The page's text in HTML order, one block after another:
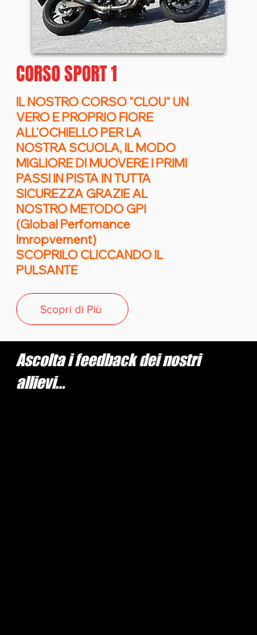
CORSO SPORT 1
IL NOSTRO CORSO "CLOU" UN
VERO E PROPRIO FIORE
ALL'OCHIELLO PER LA
NOSTRA SCUOLA, IL MODO
MIGLIORE DI MUOVERE I PRIMI
PASSI IN PISTA IN TUTTA
SICUREZZA GRAZIE AL
NOSTRO METODO GPI
(Global Perfomance
Imropvement)
SCOPRILO CLICCANDO IL
PULSANTE
Scopri di Più
Ascolta i feedback dei nostri
allievi...